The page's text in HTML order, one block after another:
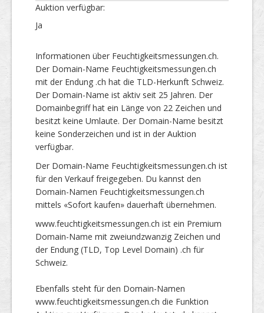
Auktion verfügbar:
Ja
Informationen über Feuchtigkeitsmessungen.ch.
Der Domain-Name Feuchtigkeitsmessungen.ch
mit der Endung .ch hat die TLD-Herkunft Schweiz.
Der Domain-Name ist aktiv seit 25 Jahren. Der
Domainbegriff hat ein Länge von 22 Zeichen und
besitzt keine Umlaute. Der Domain-Name besitzt
keine Sonderzeichen und ist in der Auktion
verfügbar.
Der Domain-Name Feuchtigkeitsmessungen.ch ist
für den Verkauf freigegeben. Du kannst den
Domain-Namen Feuchtigkeitsmessungen.ch
mittels «Sofort kaufen» dauerhaft übernehmen.
www.feuchtigkeitsmessungen.ch ist ein Premium
Domain-Name mit zweiundzwanzig Zeichen und
der Endung (TLD, Top Level Domain) .ch für
Schweiz.
Ebenfalls steht für den Domain-Namen
www.feuchtigkeitsmessungen.ch die Funktion